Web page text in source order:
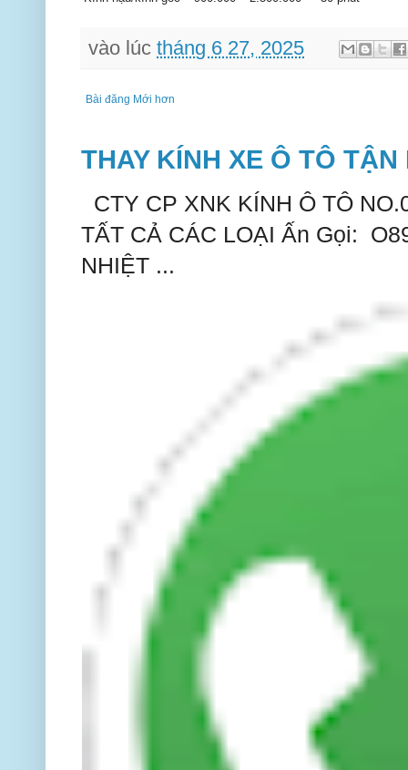
vào lúctháng 6 27, 2025
Bài đăng Mới hơn
THAY KÍNH XE Ô TÔ
CTY CP XNK KÍNH Ô TÔ
TẤT CẢ CÁC LOẠI Ấn Gọi:
NHIỆT ...